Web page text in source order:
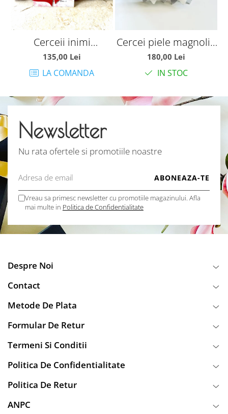
Cerceii inimi
asimetrice rosii
135,00 Lei
LA COMANDA
Cercei piele magnolie
alba
180,00 Lei
IN STOC
Newsletter
Nu rata ofertele si promotiile noastre
Vreau sa primesc newsletter cu promotiile magazinului. Afla
mai multe in Politica de Confidentialitate
Despre Noi
Contact
Metode De Plata
Formular De Retur
Termeni Si Conditii
Politica De Confidentialitate
Politica De Retur
ANPC